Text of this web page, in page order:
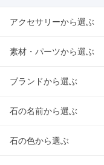
アクセサリーから選ぶ
素材・パーツから選ぶ
ブランドから選ぶ
石の名前から選ぶ
石の色から選ぶ